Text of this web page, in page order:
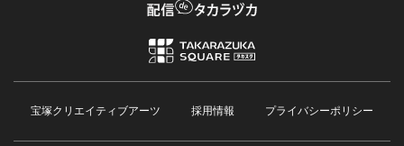
宝塚クリエイティブアーツ 採用情報 プライバシーポリシー